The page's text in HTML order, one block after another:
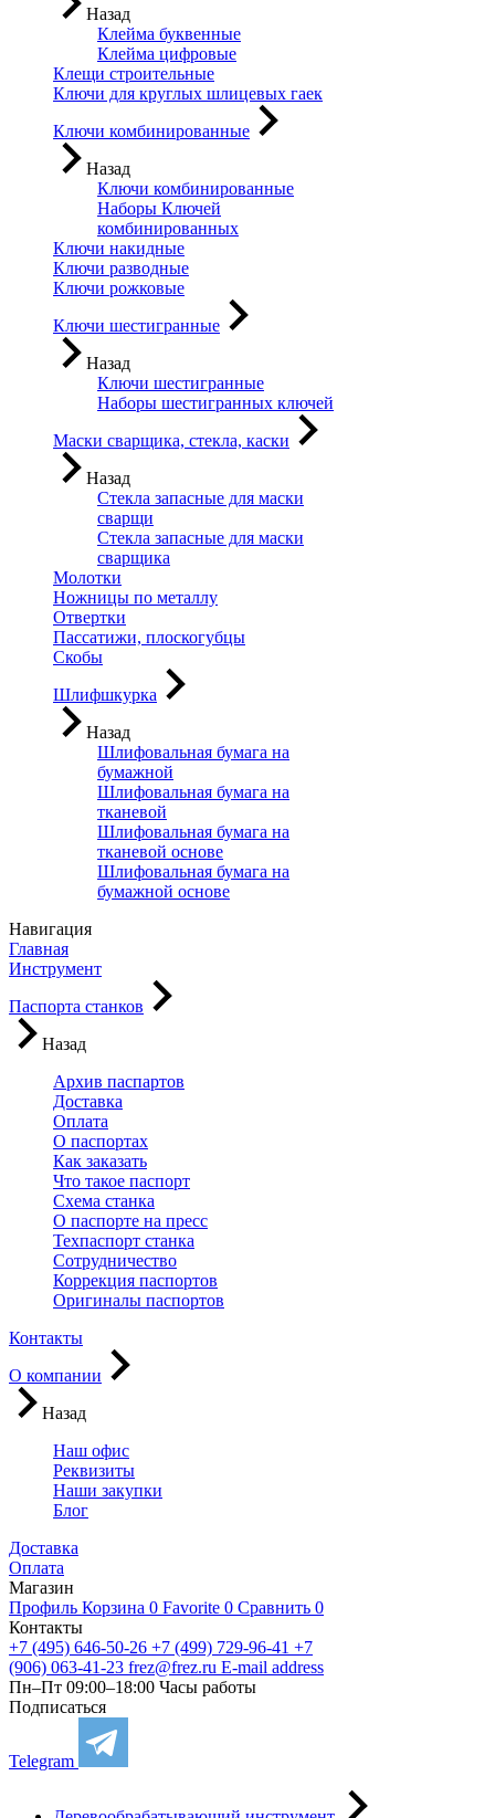
Назад
Клейма буквенные
Клейма цифровые
Клещи строительные
Ключи для круглых шлицевых гаек
Ключи комбинированные
Назад
Ключи комбинированные
Наборы Ключей
комбинированных
Ключи накидные
Ключи разводные
Ключи рожковые
Ключи шестигранные
Назад
Ключи шестигранные
Наборы шестигранных ключей
Маски сварщика, стекла, каски
Назад
Стекла запасные для маски
сварщи
Стекла запасные для маски
сварщика
Молотки
Ножницы по металлу
Отвертки
Пассатижи, плоскогубцы
Скобы
Шлифшкурка
Назад
Шлифовальная бумага на
бумажной
Шлифовальная бумага на
тканевой
Шлифовальная бумага на
тканевой основе
Шлифовальная бумага на
бумажной основе
Навигация
Главная
Инструмент
Паспорта станков
Назад
Архив паспартов
Доставка
Оплата
О паспортах
Как заказать
Что такое паспорт
Схема станка
О паспорте на пресс
Техпаспорт станка
Сотрудничество
Коррекция паспортов
Оригиналы паспортов
Контакты
О компании
Назад
Наш офис
Реквизиты
Наши закупки
Блог
Доставка
Оплата
Магазин
Профиль Корзина 0 Favorite 0 Сравнить 0
Контакты
+7 (495) 646-50-26 +7 (499) 729-96-41 +7
(906) 063-41-23 frez@frez.ru E-mail address
Пн–Пт 09:00–18:00 Часы работы
Подписаться
Telegram